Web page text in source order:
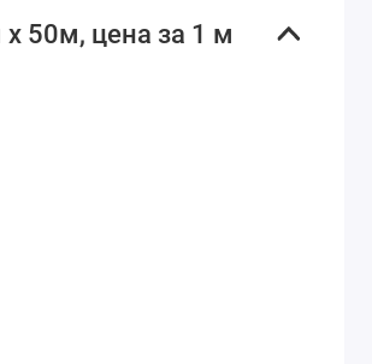
50м, цена за 1 м